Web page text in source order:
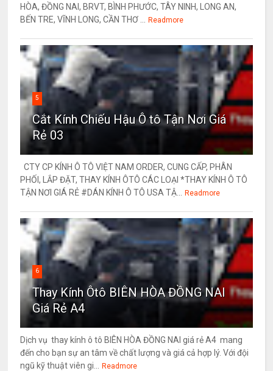
HÒA, ĐỒNG NAI, BRVT, BÌNH PHƯỚC, TÂY NINH, LONG AN,
BẾN TRE, VĨNH LONG, CẦN THƠ ...
Readmore
5
Cắt Kính Chiếu Hậu Ô tô Tận Nơi Giá
Rẻ 03
CTY CP KÍNH Ô TÔ VIỆT NAM ORDER, CUNG CẤP, PHÂN
PHỐI, LẮP ĐẶT, THAY KÍNH ÔTÔ CÁC LOẠI *THAY KÍNH Ô TÔ
TẬN NƠI GIÁ RẺ #DÁN KÍNH Ô TÔ USA TẬ...
Readmore
6
Thay Kính Ôtô BIÊN HÒA ĐỒNG NAI
Giá Rẻ A4
Dịch vụ thay kính ô tô BIÊN HÒA ĐỒNG NAI giá rẻ A4 mang
đến cho bạn sự an tâm về chất lượng và giá cả hợp lý. Với đội
ngũ kỹ thuật viên gi...
Readmore